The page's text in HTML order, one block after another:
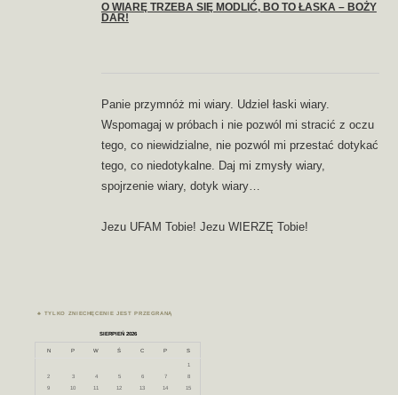
O WIARĘ TRZEBA SIĘ MODLIĆ, BO TO ŁASKA – BOŻY
DAR!
Panie przymnóż mi wiary. Udziel łaski wiary.
Wspomagaj w próbach i nie pozwól mi stracić z oczu
tego, co niewidzialne, nie pozwól mi przestać dotykać
tego, co niedotykalne. Daj mi zmysły wiary,
spojrzenie wiary, dotyk wiary…
Jezu UFAM Tobie! Jezu WIERZĘ Tobie!
TYLKO ZNIECHĘCENIE JEST PRZEGRANĄ
SIERPIEŃ 2026
N P W Ś C P S
1
2
3 4 5 6 7
8
9
10 11 12 13 14
15